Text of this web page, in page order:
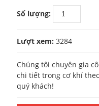
Số lượng:
Lượt xem: 3284
Chúng tôi chuyên gia
chi tiết trong cơ khí
quý khách!